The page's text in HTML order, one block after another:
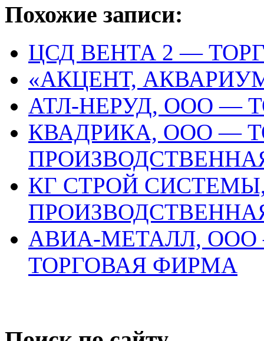
Похожие записи:
ЦСД ВЕНТА 2 —
«АКЦЕНТ,
АТЛ-НЕРУД, ООО —
КВАДРИКА, ООО —
КГ СТРОЙ
АВИА-МЕТАЛЛ,
ТОРГОВАЯ ФИРМА